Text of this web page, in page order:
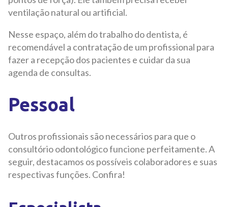
ventilação natural ou artificial.
Nesse espaço, além do trabalho do dentista, é
recomendável a contratação de um profissional para
fazer a recepção dos pacientes e cuidar da sua
agenda de consultas.
Pessoal
Outros profissionais são necessários para que o
consultório odontológico funcione perfeitamente. A
seguir, destacamos os possíveis colaboradores e suas
respectivas funções. Confira!